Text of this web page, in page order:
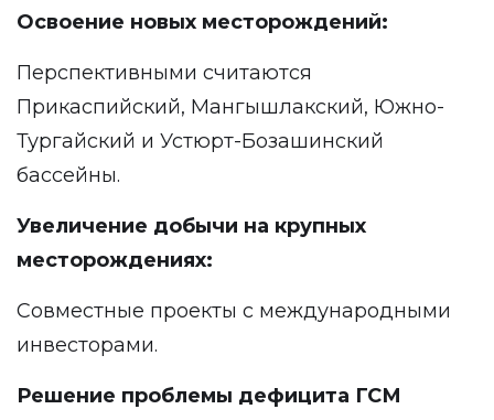
Освоение новых месторождений:
Перспективными считаются
Прикаспийский, Мангышлакский, Южно-
Тургайский и Устюрт-Бозашинский
бассейны.
Увеличение добычи на крупных
месторождениях:
Совместные проекты с международными
инвесторами.
Решение проблемы дефицита ГСМ